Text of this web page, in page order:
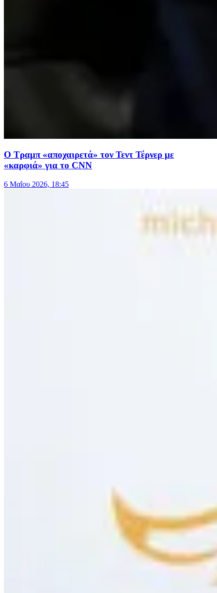
Ο Τραμπ «αποχαιρετά» τον Τεντ Τέρνερ με
«καρφιά» για το CNN
6 Μαΐου 2026, 18:45